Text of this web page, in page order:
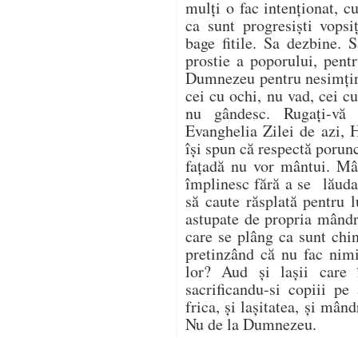
mulți o fac intenționat,
ca sunt progresiști
bage fitile. Sa dezbine.
prostie a poporului,
Dumnezeu pentru
cei cu ochi, nu vad, cei
nu gândesc. Rugați-
Evanghelia Zilei de azi,
își spun că respectă
fațadă nu vor mântui.
împlinesc fără a se
să caute răsplată
astupate de propria
care se plâng ca sunt
pretinzând că nu fac
lor? Aud și lașii care
sacrificandu-si copiii
frica, și lașitatea, și
Nu de la Dumnezeu.